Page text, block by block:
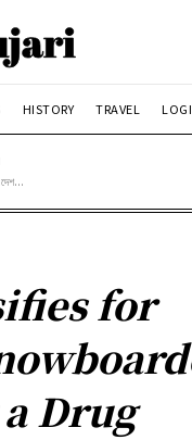
HISTORY TRAVEL
for
Drug